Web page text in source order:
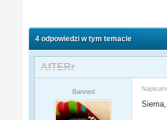
4 odpowiedzi w tym temacie
AfTERr
Banned